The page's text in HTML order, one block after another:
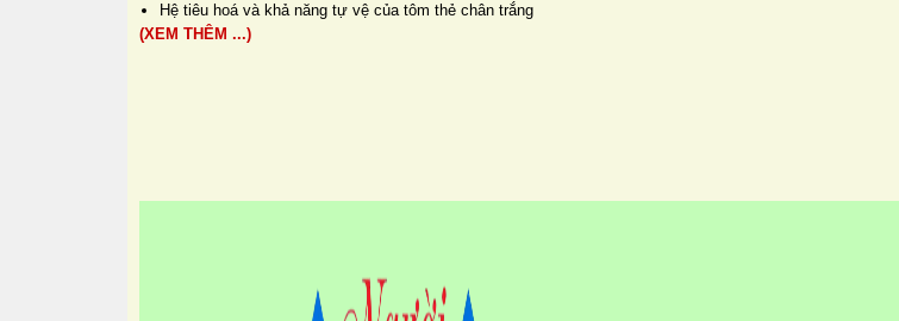
Hệ tiêu hoá và khả năng tự vệ của tôm thẻ chân trắng
(XEM THÊM ...)